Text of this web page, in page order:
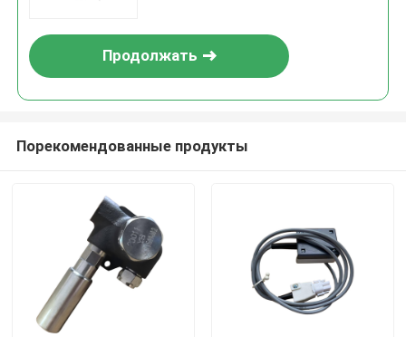
Продолжать
Порекомендованные продукты